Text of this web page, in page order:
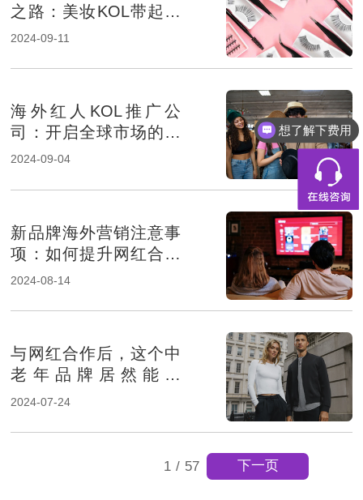
之路：美妆KOL带起品
牌销量
2024-09-11
海外红人KOL推广公
司：开启全球市场的按
钮
2024-09-04
新品牌海外营销注意事
项：如何提升网红合作
成功率？
2024-08-14
与网红合作后，这个中
老年品牌居然能在
TikTok热卖
2024-07-24
1 / 57 下一页
想了解下费用